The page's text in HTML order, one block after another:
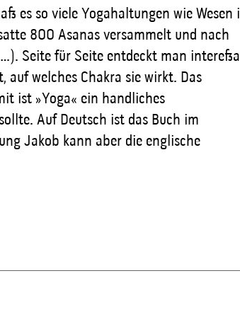
es so viele Yogahaltungen wie Wesen
800 Asanas versammelt und nach
Seite für Seite entdeckt man
auf welches Chakra sie wirkt. Das
ist »Yoga« ein handliches
Auf Deutsch ist das Buch im
Jakob kann aber die englische